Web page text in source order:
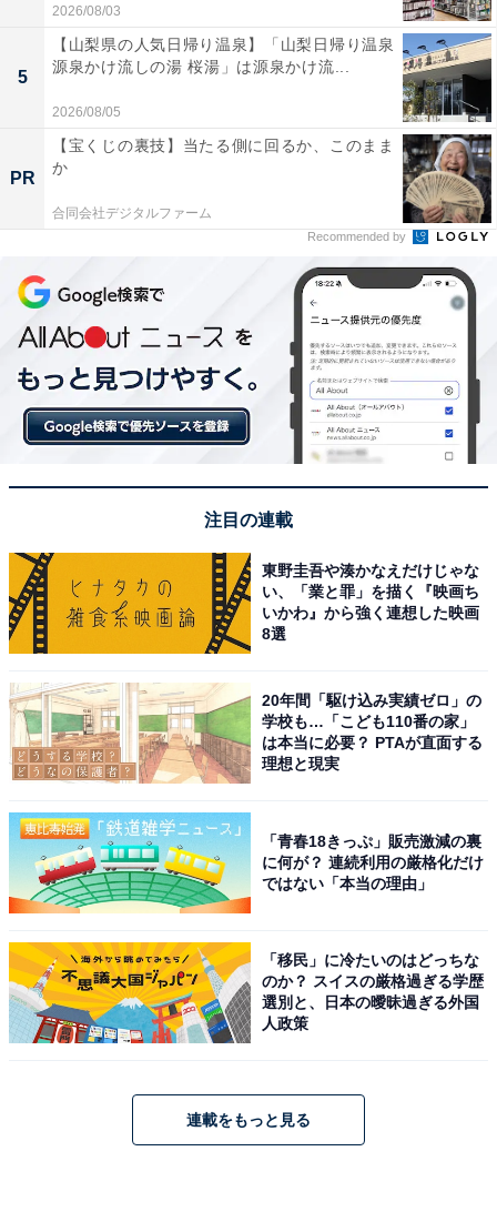
2026/08/03
5
【山梨県の人気日帰り温泉】「山梨日帰り温泉
源泉かけ流しの湯 桜湯」は源泉かけ流...
2026/08/05
PR
【宝くじの裏技】当たる側に回るか、このまま
か
合同会社デジタルファーム
Recommended by
注目の連載
東野圭吾や湊かなえだけじゃな
い、「業と罪」を描く『映画ち
いかわ』から強く連想した映画
8選
20年間「駆け込み実績ゼロ」の
学校も…「こども110番の家」
は本当に必要？ PTAが直面する
理想と現実
「青春18きっぷ」販売激減の裏
に何が？ 連続利用の厳格化だけ
ではない「本当の理由」
「移民」に冷たいのはどっちな
のか？ スイスの厳格過ぎる学歴
選別と、日本の曖昧過ぎる外国
人政策
連載をもっと見る